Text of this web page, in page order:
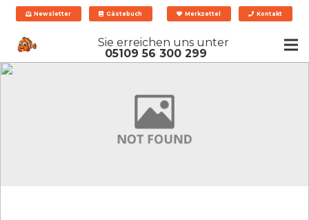
Newsletter Gästebuch Merkzettel Kontakt
Sie erreichen uns unter
05109 56 300 299